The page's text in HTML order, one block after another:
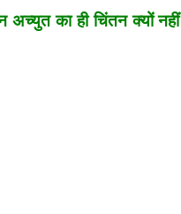
का ही चिंतन क्यों नहीं